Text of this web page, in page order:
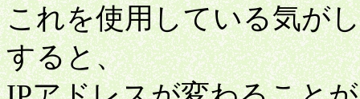
これを使用している気が
すると、